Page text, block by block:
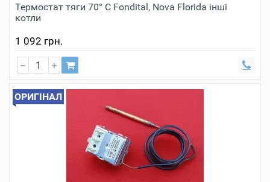
Термостат тяги 70° С Fondital, Nova Florida інші
котли
1 092 грн.
ОРИГІНАЛ